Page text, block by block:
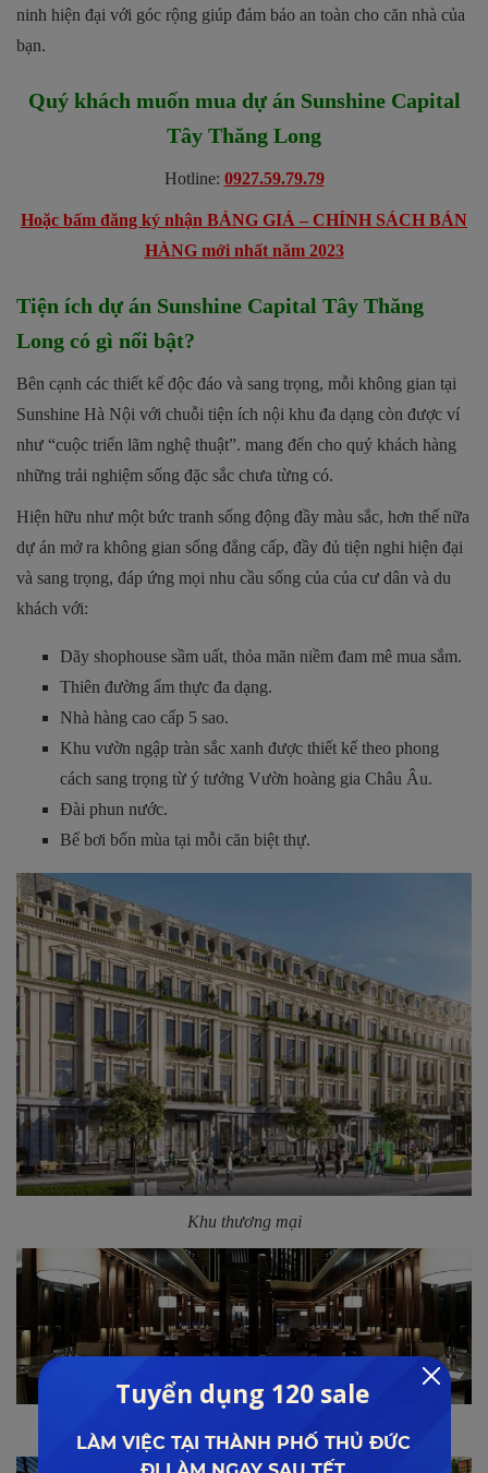
ninh hiện đại với góc rộng giúp đảm bảo an toàn cho căn nhà của
bạn.
Quý khách muốn mua dự án Sunshine Capital
Tây Thăng Long
Hotline: 0927.59.79.79
Hoặc bấm đăng ký nhận BẢNG GIÁ – CHÍNH SÁCH BÁN
HÀNG mới nhất năm 2023
Tiện ích dự án Sunshine Capital Tây Thăng
Long có gì nổi bật?
Bên cạnh các thiết kế độc đáo và sang trọng, mỗi không gian tại
Sunshine Hà Nội với chuỗi tiện ích nội khu đa dạng còn được ví
như “cuộc triển lãm nghệ thuật”. mang đến cho quý khách hàng
những trải nghiệm sống đặc sắc chưa từng có.
Hiện hữu như một bức tranh sống động đầy màu sắc, hơn thế nữa
dự án mở ra không gian sống đẳng cấp, đầy đủ tiện nghi hiện đại
và sang trọng, đáp ứng mọi nhu cầu sống của của cư dân và du
khách với:
Dãy shophouse sầm uất, thỏa mãn niềm đam mê mua sắm.
Thiên đường ẩm thực đa dạng.
Nhà hàng cao cấp 5 sao.
Khu vườn ngập tràn sắc xanh được thiết kế theo phong
cách sang trọng từ ý tưởng Vườn hoàng gia Châu Âu.
Đài phun nước.
Bể bơi bốn mùa tại mỗi căn biệt thự.
Khu thương mại
Nhà hàng chuẩn 5 sao